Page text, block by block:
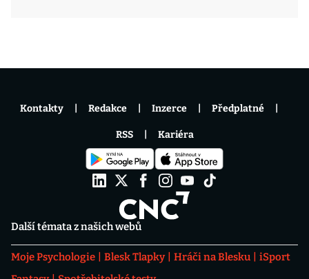
Další témata z našich webů
Moje Psychologie Blesk Tlapky Hráči na Blesku
iSport
Kontakty Redakce Inzerce Předplatné
RSS Kariéra